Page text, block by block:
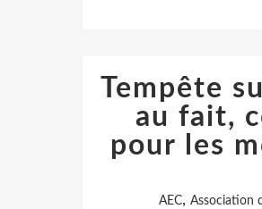
Tempête
au fait,
pour les
AEC, Association